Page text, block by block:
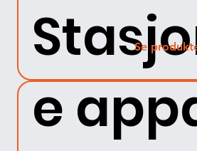
e
Se